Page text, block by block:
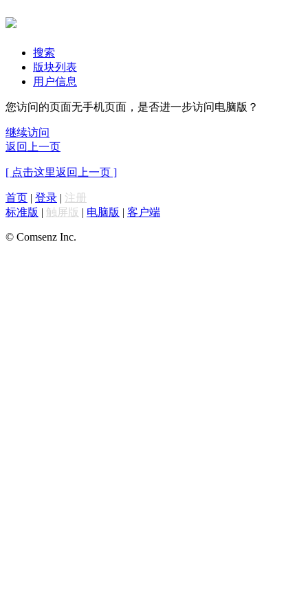
搜索
版块列表
用户信息
您访问的页面无手机页面，是否进一步访问电脑版？
继续访问
返回上一页
[ 点击这里返回上一页 ]
首页 | 登录 | 注册
标准版 | 触屏版 | 电脑版 | 客户端
© Comsenz Inc.